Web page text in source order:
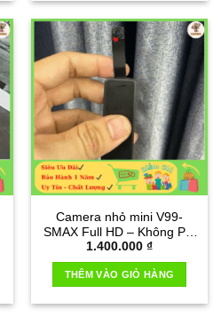
Camera nhỏ mini V99-
SMAX Full HD – Không Pin
thế hệ mới
1.400.000 ₫
THÊM VÀO GIỎ HÀNG